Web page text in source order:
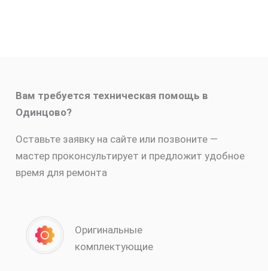
Вам требуется техническая помощь в
Одинцово?
Оставьте заявку на сайте или позвоните —
мастер проконсультирует и предложит удобное
время для ремонта
Оригинальные
комплектующие